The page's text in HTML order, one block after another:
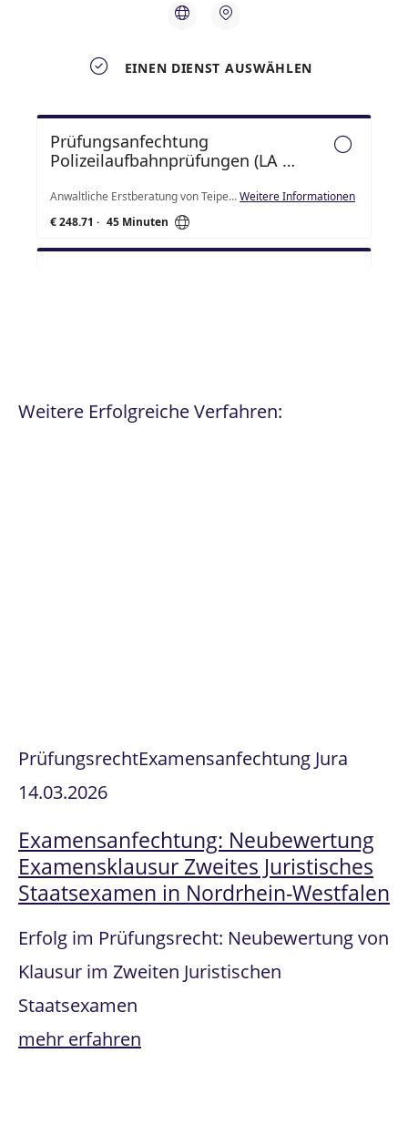
Weitere Erfolgreiche Verfahren:
PrüfungsrechtExamensanfechtung Jura
14.03.2026
Examensanfechtung: Neubewertung
Examensklausur Zweites Juristisches
Staatsexamen in Nordrhein-Westfalen
Erfolg im Prüfungsrecht: Neubewertung von
Klausur im Zweiten Juristischen
Staatsexamen
mehr erfahren